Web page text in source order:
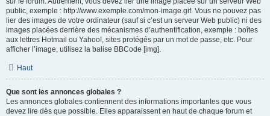
public, exemple : http://www.exemple.com/mon-image.gif. Vous ne pouvez pas
lier des images de votre ordinateur (sauf si c’est un serveur Web public) ni des
images placées derrière des mécanismes d’authentification, exemple : boîtes
aux lettres Hotmail ou Yahoo!, sites protégés par un mot de passe, etc. Pour
afficher l’image, utilisez la balise BBCode [img].
Haut
Que sont les annonces globales ?
Les annonces globales contiennent des informations importantes que vous
devez lire dès que possible. Elles apparaissent en haut de chaque forum et